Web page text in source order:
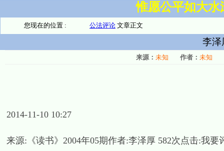
惟愿公平如大
您现在的位置 : 公法评论 文章正文
李泽
来源： 未知 作者： 未知
2014-11-10 10:27
来源:《读书》2004年05期作者:李泽厚 582次点击:我要